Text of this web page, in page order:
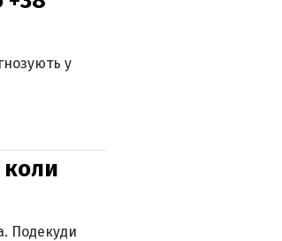
у
коли
Подекуди